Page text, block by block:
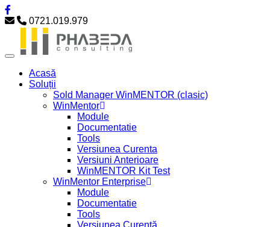
0721.019.979
Acasă
Soluții
Sold Manager WinMENTOR (clasic)
WinMentor
Module
Documentatie
Tools
Versiunea Curenta
Versiuni Anterioare
WinMENTOR Kit Test
WinMentor Enterprise
Module
Documentatie
Tools
Versiunea Curentă